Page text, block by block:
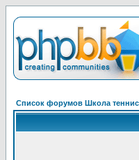
Список форумов Школа